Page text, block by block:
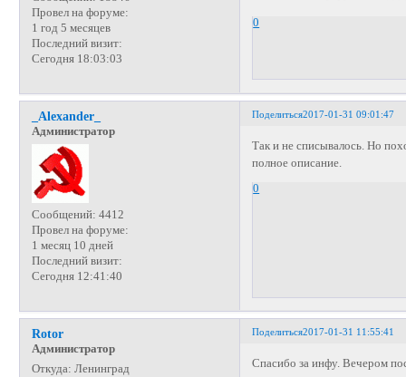
Провел на форуме:
1 год 5 месяцев
Последний визит:
Сегодня 18:03:03
0
Поделиться2017-01-31 09:01:47
_Alexander_
Администратор
Сообщений: 4412
Провел на форуме:
1 месяц 10 дней
Последний визит:
Сегодня 12:41:40
Так и не списывалось. Но
полное описание.
0
Поделиться2017-01-31 11:55:41
Rotor
Администратор
Откуда: Ленинград
Спасибо за инфу. Вечером